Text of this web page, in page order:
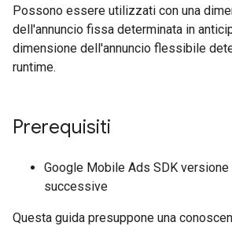
Possono essere utilizzati con una
dell'annuncio fissa determinata in
dimensione dell'annuncio flessibile
runtime.
Prerequisiti
Google Mobile Ads SDK versione
successive
Questa guida presuppone una